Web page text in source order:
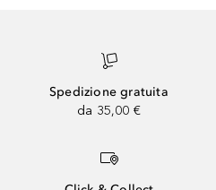
Spedizione gratuita
da 35,00 €